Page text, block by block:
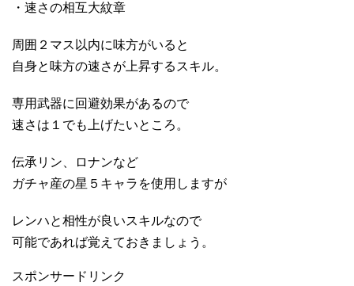
・速さの相互大紋章
周囲２マス以内に味方がいると
自身と味方の速さが上昇するスキル。
専用武器に回避効果があるので
速さは１でも上げたいところ。
伝承リン、ロナンなど
ガチャ産の星５キャラを使用しますが
レンハと相性が良いスキルなので
可能であれば覚えておきましょう。
スポンサードリンク